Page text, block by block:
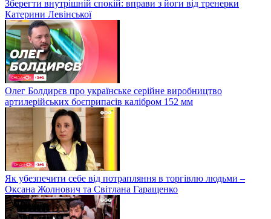
Зберегти внутрішній спокій: вправи з йоги від тренерки
Катерини Левінської
Олег Болдирєв про українське серійне виробництво
артилерійських боєприпасів калібром 152 мм
Як убезпечити себе від потрапляння в торгівлю людьми –
Оксана Жолнович та Світлана Гаращенко